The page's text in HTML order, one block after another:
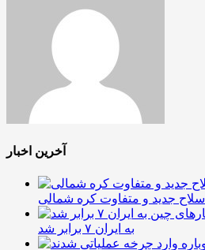
آخرین اخبار
سلاح جدید و متفاوت کره شمالی
به ایران ۷ برابر شد